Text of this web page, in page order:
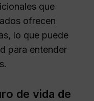
que
ofrecen
lo que puede
para entender
de vida de